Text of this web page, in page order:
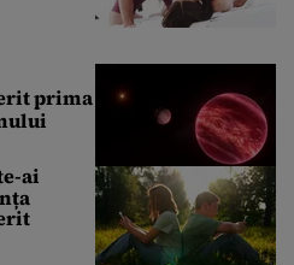
prima
ai